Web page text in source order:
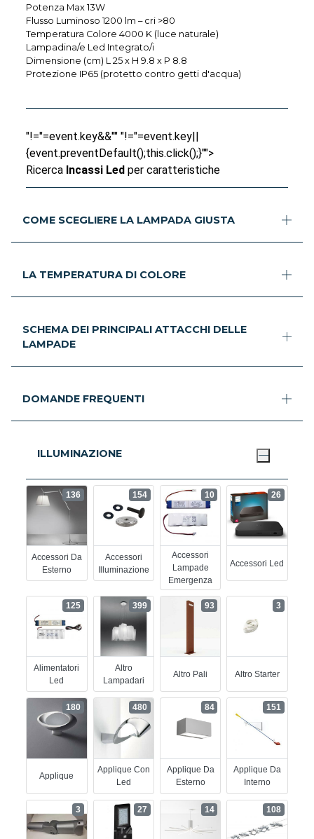
Potenza Max 13W
Flusso Luminoso 1200 lm – cri >80
Temperatura Colore 4000 K (luce naturale)
Lampadina/e Led Integrato/i
Dimensione (cm) L 25 x H 9.8 x P 8.8
Protezione IP65 (protetto contro getti d'acqua)
"!="=event.key&&"" "!="=event.key||
{event.preventDefault();this.click();}"">
Ricerca Incassi Ledper caratteristiche
COME SCEGLIERE LA LAMPADA GIUSTA
LA TEMPERATURA DI COLORE
SCHEMA DEI PRINCIPALI ATTACCHI DELLE
LAMPADE
DOMANDE FREQUENTI
ILLUMINAZIONE
Accessori Da
Esterno
136
Accessori
Illuminazione
154
Accessori
Lampade
Emergenza
10
Accessori Led
26
Alimentatori
Led
125
Altro
Lampadari
399
Altro Pali
93
Altro Starter
3
Applique
180
Applique Con
Led
480
Applique Da
Esterno
84
Applique Da
Interno
151
3 27 14 108